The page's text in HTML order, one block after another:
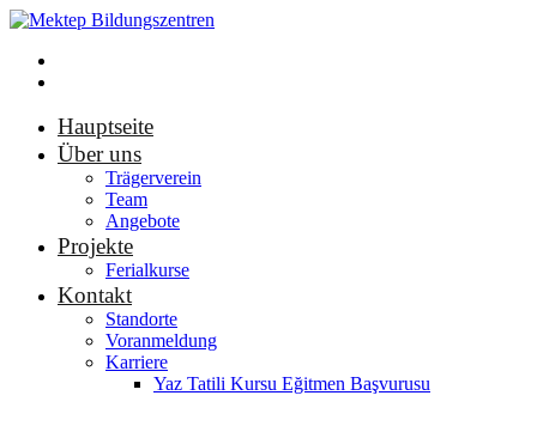
Hauptseite
Über uns
Trägerverein
Team
Angebote
Projekte
Ferialkurse
Kontakt
Standorte
Voranmeldung
Karriere
Yaz Tatili Kursu Eğitmen Başvurusu